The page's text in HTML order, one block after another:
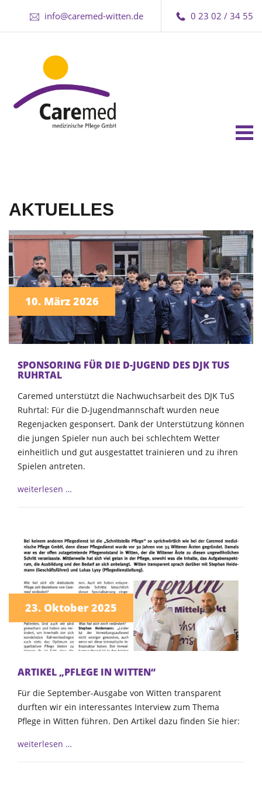
0 23 02 / 34 55
info@caremed-witten.de
AKTUELLES
10. März 2026
SPONSORING FÜR DIE D-JUGEND DES DJK TUS
RUHRTAL
Caremed unterstützt die Nachwuchsarbeit des DJK TuS
Ruhrtal: Für die D-Jugendmannschaft wurden neue
Regenjacken gesponsert. Dank der Unterstützung können
die jungen Spieler nun auch bei schlechtem Wetter
einheitlich und gut ausgestattet trainieren und zu ihren
Spielen antreten.
weiterlesen …
23. Oktober 2025
ARTIKEL „PFLEGE IN WITTEN“
Für die September-Ausgabe von Witten transparent
durften wir ein interessantes Interview zum Thema
Pflege in Witten führen. Den Artikel dazu finden Sie hier:
weiterlesen …